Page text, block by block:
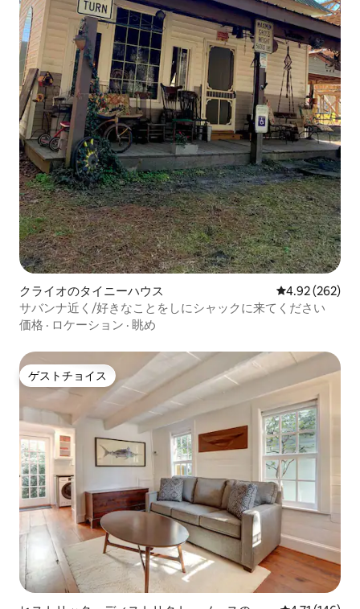
クライオのタイニーハウス レビュー262
4.92 (262)
サバンナ近く/好きなことをしにシャックに来てください
価格 · ロケーション · 眺め
ゲストチョイス
ゲストチョイス